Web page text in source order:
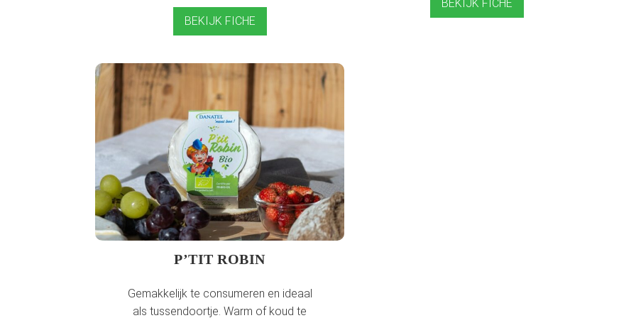
BEKIJK FICHE
BEKIJK FICHE
P’TIT ROBIN
Gemakkelijk te consumeren en ideaal
als tussendoortje. Warm of koud te